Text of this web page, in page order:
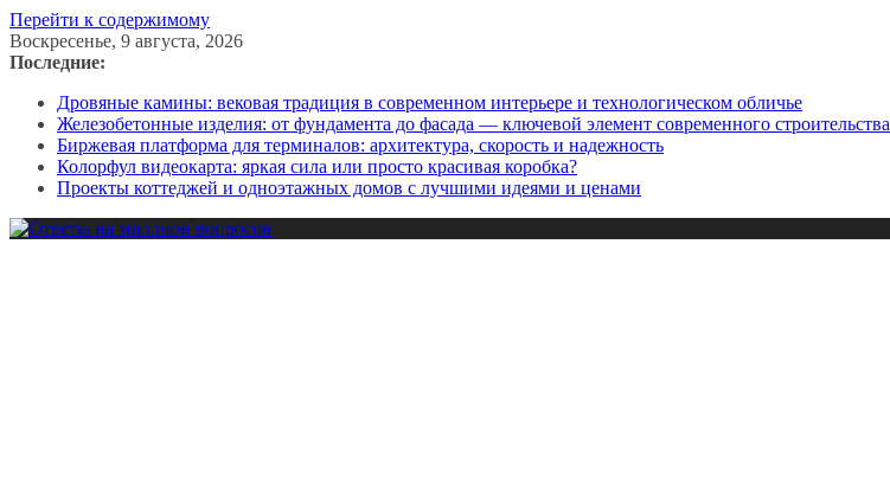
Перейти к содержимому
Воскресенье, 9 августа, 2026
Последние:
Дровяные камины: вековая традиция в современном интерьере и технологическом обличье
Железобетонные изделия: от фундамента до фасада — ключевой элемент современного строительства
Биржевая платформа для терминалов: архитектура, скорость и надежность
Колорфул видеокарта: яркая сила или просто красивая коробка?
Проекты коттеджей и одноэтажных домов с лучшими идеями и ценами